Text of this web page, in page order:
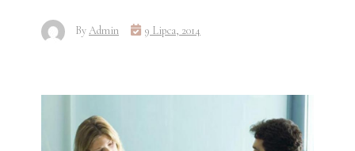
ByAdmin 9 Lipca, 2014